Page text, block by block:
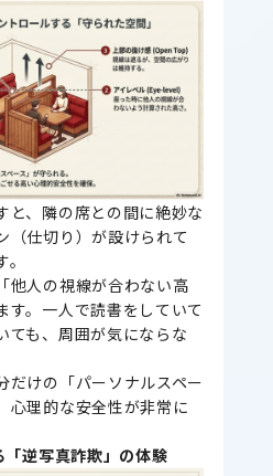
と、隣の席との間に絶妙な
（仕切り）が設けられて
他人の視線が合わない高
す。一人で読書をしていて
ても、周囲が気にならな
だけの「パーソナルスペー
心理的な安全性が非常に
逆写真詐欺」の体験